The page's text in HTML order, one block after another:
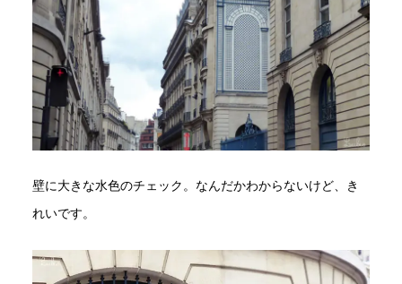
壁に大きな水色のチェック。なんだかわからないけど、き
れいです。